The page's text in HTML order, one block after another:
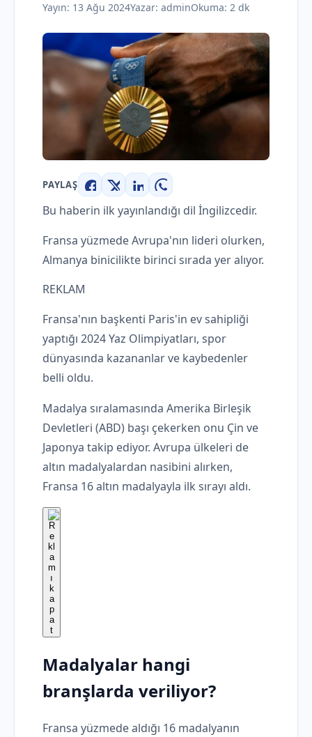
Yayın: 13 Ağu 2024Yazar: adminOkuma: 2 dk
PAYLAŞ
Facebook
X LinkedInWhatsApp
Bu haberin ilk yayınlandığı dil İngilizcedir.
Fransa yüzmede Avrupa'nın lideri olurken,
Almanya binicilikte birinci sırada yer alıyor.
REKLAM
Fransa'nın başkenti Paris'in ev sahipliği
yaptığı 2024 Yaz Olimpiyatları, spor
dünyasında kazananlar ve kaybedenler
belli oldu.
Madalya sıralamasında Amerika Birleşik
Devletleri (ABD) başı çekerken onu Çin ve
Japonya takip ediyor. Avrupa ülkeleri de
altın madalyalardan nasibini alırken,
Fransa 16 altın madalyayla ilk sırayı aldı.
Madalyalar hangi
branşlarda veriliyor?
Fransa yüzmede aldığı 16 madalyanın